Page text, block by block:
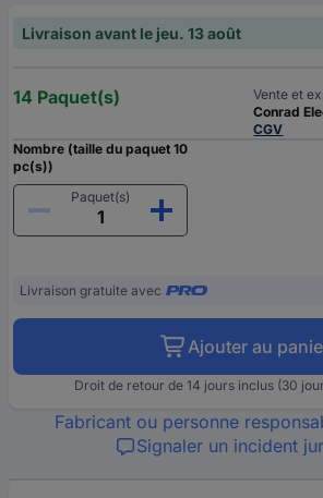
Livraison avant le jeu. 13 août
14 Paquet(s)
Vente et
Conrad
CGV
Nombre (taille du paquet 10
pc(s))
Paquet(s)
Livraison gratuite avec
Ajouter au
Droit de retour de 14 jours inclus (30
Fabricant ou personne
Signaler un incident